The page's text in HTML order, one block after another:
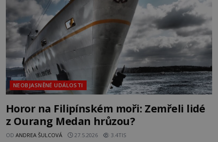
NEOBJASNĚNÉ UDÁLOSTI
Horor na Filipínském moři: Zemřeli lidé
z Ourang Medan hrůzou?
OD ANDREA ŠULCOVÁ 27.5.2026 3.4TIS